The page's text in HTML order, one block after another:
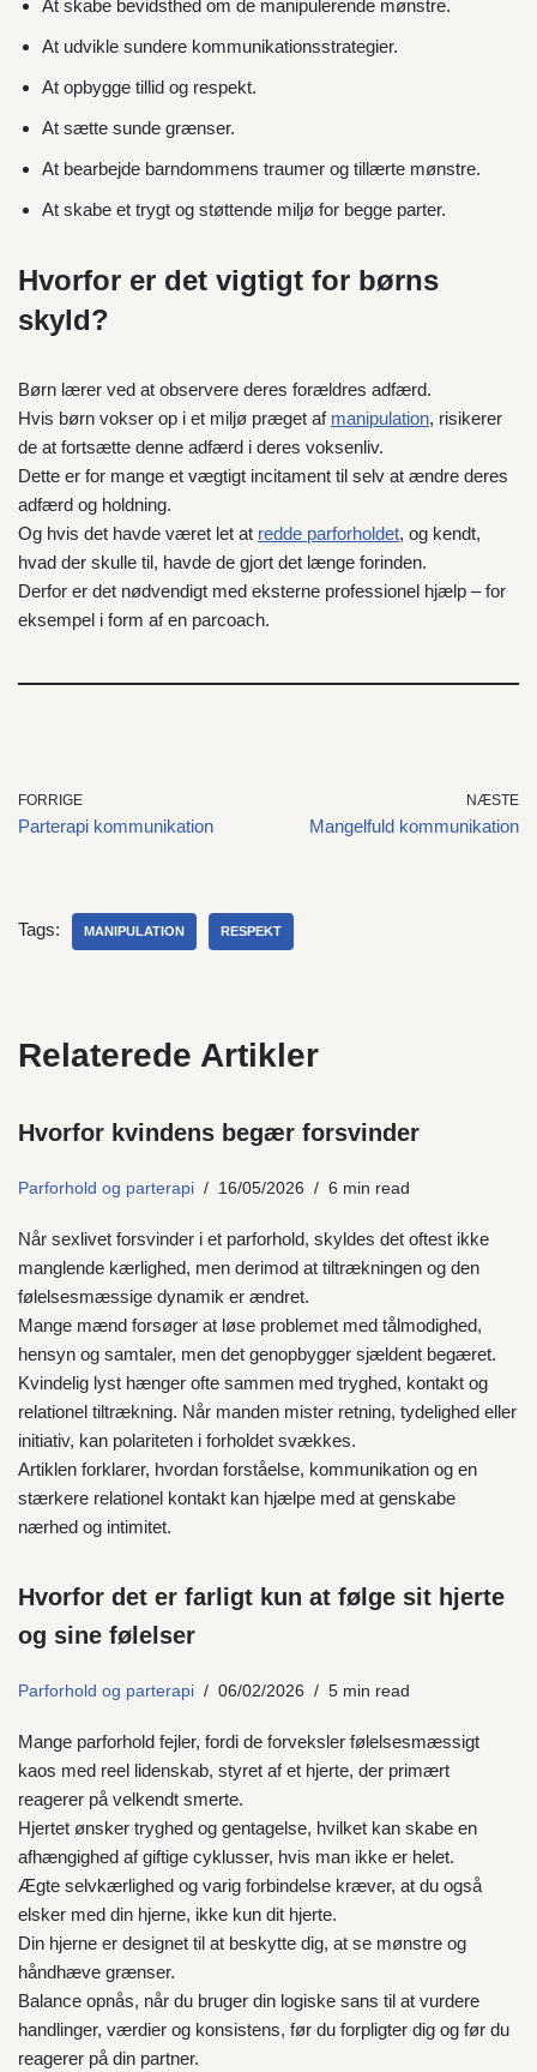
At skabe bevidsthed om de manipulerende mønstre.
At udvikle sundere kommunikationsstrategier.
At opbygge tillid og respekt.
At sætte sunde grænser.
At bearbejde barndommens traumer og tillærte mønstre.
At skabe et trygt og støttende miljø for begge parter.
Hvorfor er det vigtigt for børns
skyld?
Børn lærer ved at observere deres forældres adfærd.
Hvis børn vokser op i et miljø præget af manipulation, risikerer
de at fortsætte denne adfærd i deres voksenliv.
Dette er for mange et vægtigt incitament til selv at ændre deres
adfærd og holdning.
Og hvis det havde været let at redde parforholdet, og kendt,
hvad der skulle til, havde de gjort det længe forinden.
Derfor er det nødvendigt med eksterne professionel hjælp – for
eksempel i form af en parcoach.
FORRIGE
Parterapi kommunikation
NÆSTE
Mangelfuld kommunikation
Tags: MANIPULATION RESPEKT
Relaterede Artikler
Hvorfor kvindens begær forsvinder
Parforhold og parterapi 16/05/2026 6 min read
Når sexlivet forsvinder i et parforhold, skyldes det oftest ikke
manglende kærlighed, men derimod at tiltrækningen og den
følelsesmæssige dynamik er ændret.
Mange mænd forsøger at løse problemet med tålmodighed,
hensyn og samtaler, men det genopbygger sjældent begæret.
Kvindelig lyst hænger ofte sammen med tryghed, kontakt og
relationel tiltrækning. Når manden mister retning, tydelighed eller
initiativ, kan polariteten i forholdet svækkes.
Artiklen forklarer, hvordan forståelse, kommunikation og en
stærkere relationel kontakt kan hjælpe med at genskabe
nærhed og intimitet.
Hvorfor det er farligt kun at følge sit hjerte
og sine følelser
Parforhold og parterapi 06/02/2026 5 min read
Mange parforhold fejler, fordi de forveksler følelsesmæssigt
kaos med reel lidenskab, styret af et hjerte, der primært
reagerer på velkendt smerte.
Hjertet ønsker tryghed og gentagelse, hvilket kan skabe en
afhængighed af giftige cyklusser, hvis man ikke er helet.
Ægte selvkærlighed og varig forbindelse kræver, at du også
elsker med din hjerne, ikke kun dit hjerte.
Din hjerne er designet til at beskytte dig, at se mønstre og
håndhæve grænser.
Balance opnås, når du bruger din logiske sans til at vurdere
handlinger, værdier og konsistens, før du forpligter dig og før du
reagerer på din partner.